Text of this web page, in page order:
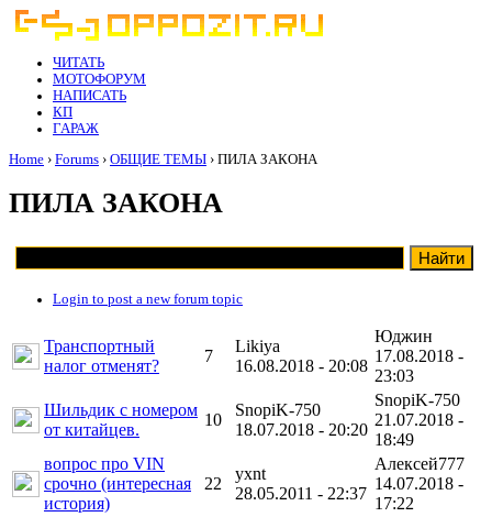
ЧИТАТЬ
МОТОФОРУМ
НАПИСАТЬ
КП
ГАРАЖ
Home › Forums › ОБЩИЕ ТЕМЫ › ПИЛА ЗАКОНА
ПИЛА ЗАКОНА
Login to post a new forum topic
Транспортный
налог отменят?
7
Likiya
16.08.2018 - 20:08
Юджин
17.08.2018 -
23:03
Шильдик с номером
от китайцев.
10
SnopiK-750
18.07.2018 - 20:20
SnopiK-750
21.07.2018 -
18:49
вопрос про VIN
срочно (интересная
история)
22
yxnt
28.05.2011 - 22:37
Алексей777
14.07.2018 -
17:22